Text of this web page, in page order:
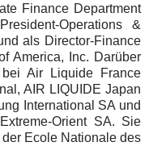
Finance Department
Operations &
als Director-Finance
America, Inc. Darüber
Air Liquide France
AIR LIQUIDE Japan
International SA und
Orient SA. Sie
Ecole Nationale des